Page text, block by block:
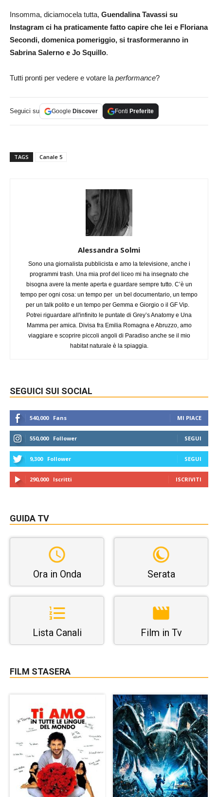
Insomma, diciamocela tutta, Guendalina Tavassi su
Instagram ci ha praticamente fatto capire che lei e Floriana
Secondi, domenica pomeriggio, si trasformeranno in
Sabrina Salerno e Jo Squillo.
Tutti pronti per vedere e votare la performance?
Seguici su Google Discover Fonti Preferite
TAGS Canale 5
Alessandra Solmi
Sono una giornalista pubblicista e amo la televisione, anche i
programmi trash. Una mia prof del liceo mi ha insegnato che
bisogna avere la mente aperta e guardare sempre tutto. C’è un
tempo per ogni cosa: un tempo per un bel documentario, un tempo
per un talk polito e un tempo per Gemma e Giorgio o il GF Vip.
Potrei riguardare all'infinito le puntate di Grey’s Anatomy e Una
Mamma per amica. Divisa fra Emilia Romagna e Abruzzo, amo
viaggiare e scoprire piccoli angoli di Paradiso anche se il mio
habitat naturale è la spiaggia.
SEGUICI SUI SOCIAL
540,000 Fans MI PIACE
550,000 Follower SEGUI
9,300 Follower SEGUI
290,000 Iscritti ISCRIVITI
GUIDA TV
Ora in Onda Serata
Lista Canali Film in Tv
FILM STASERA